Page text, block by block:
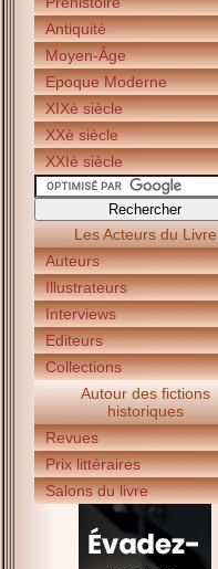
Antiquité
Moyen-Âge
Epoque Moderne
XIXè siècle
XXè siècle
XXIè siècle
Les Acteurs du Livre
Auteurs
Illustrateurs
Interviews
Editeurs
Collections
Autour des fictions
historiques
Revues
Prix littéraires
Salons du livre